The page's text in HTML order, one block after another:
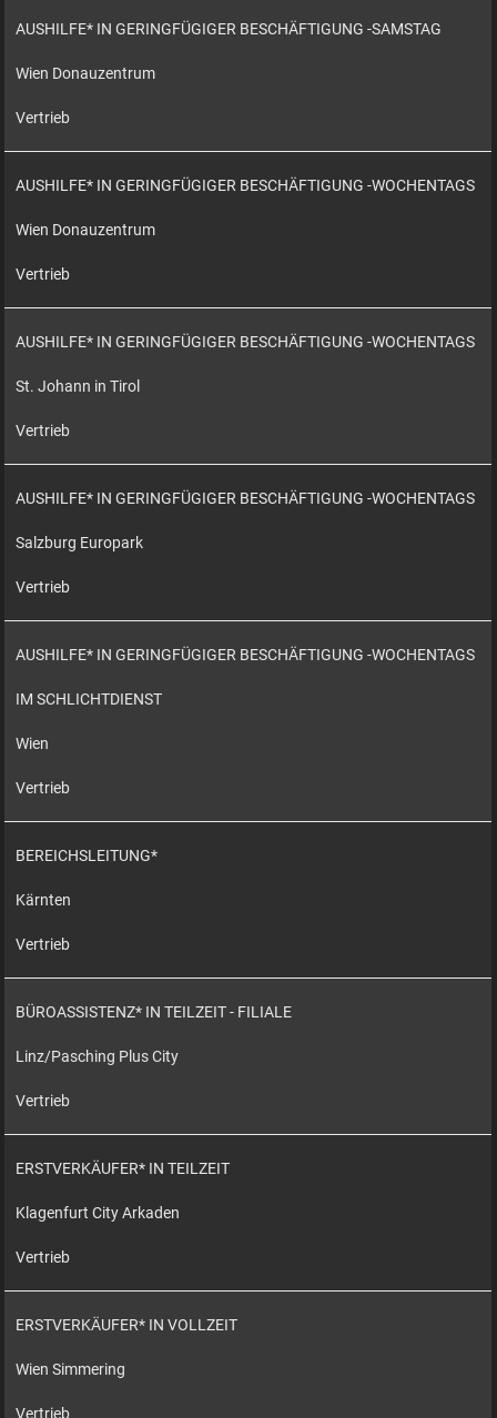
AUSHILFE* IN GERINGFÜGIGER BESCHÄFTIGUNG -SAMSTAG
Wien Donauzentrum
Vertrieb
AUSHILFE* IN GERINGFÜGIGER BESCHÄFTIGUNG -WOCHENTAGS
Wien Donauzentrum
Vertrieb
AUSHILFE* IN GERINGFÜGIGER BESCHÄFTIGUNG -WOCHENTAGS
St. Johann in Tirol
Vertrieb
AUSHILFE* IN GERINGFÜGIGER BESCHÄFTIGUNG -WOCHENTAGS
Salzburg Europark
Vertrieb
AUSHILFE* IN GERINGFÜGIGER BESCHÄFTIGUNG -WOCHENTAGS
IM SCHLICHTDIENST
Wien
Vertrieb
BEREICHSLEITUNG*
Kärnten
Vertrieb
BÜROASSISTENZ* IN TEILZEIT - FILIALE
Linz/Pasching Plus City
Vertrieb
ERSTVERKÄUFER* IN TEILZEIT
Klagenfurt City Arkaden
Vertrieb
ERSTVERKÄUFER* IN VOLLZEIT
Wien Simmering
Vertrieb